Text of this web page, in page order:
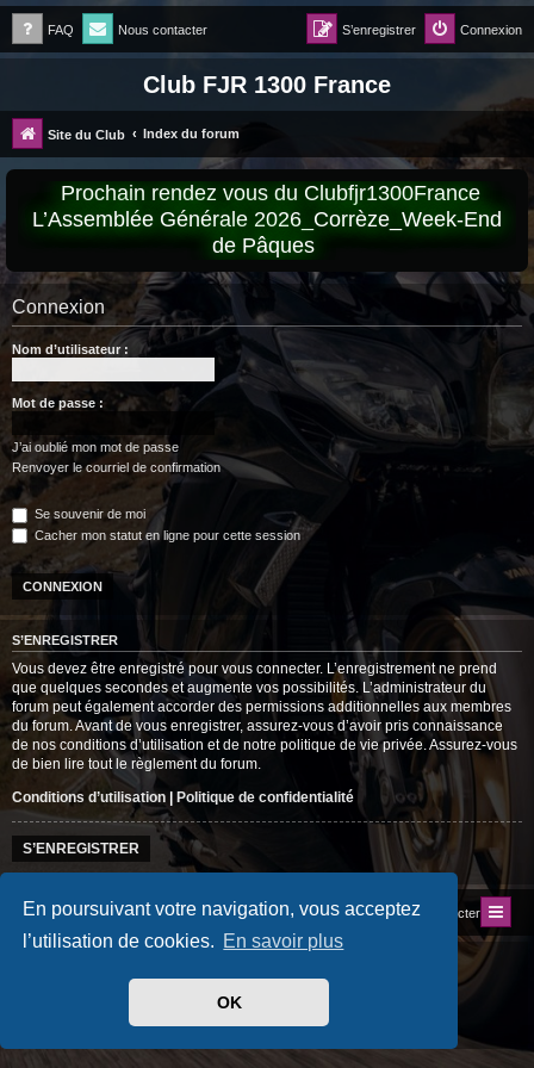
En poursuivant votre navigation, vous acceptez
l’utilisation de cookies. En savoir plus
OK
FAQ Nous contacter Connexion
S’enregistrer
Club FJR 1300 France
Site du Club Index du forum
Prochain rendez vous du Clubfjr1300France
L’Assemblée Générale 2026_Corrèze_Week-End
de Pâques
Connexion
Nom d’utilisateur :
Mot de passe :
J’ai oublié mon mot de passe
Renvoyer le courriel de confirmation
Se souvenir de moi
Cacher mon statut en ligne pour cette session
S’ENREGISTRER
Vous devez être enregistré pour vous connecter. L’enregistrement ne prend
que quelques secondes et augmente vos possibilités. L’administrateur du
forum peut également accorder des permissions additionnelles aux membres
du forum. Avant de vous enregistrer, assurez-vous d’avoir pris connaissance
de nos conditions d’utilisation et de notre politique de vie privée. Assurez-vous
de bien lire tout le règlement du forum.
Conditions d’utilisation | Politique de confidentialité
S’ENREGISTRER
Site du Club Index du forum Nous contacter
phpBB-fr.com
» V 1.6.0
Conditions